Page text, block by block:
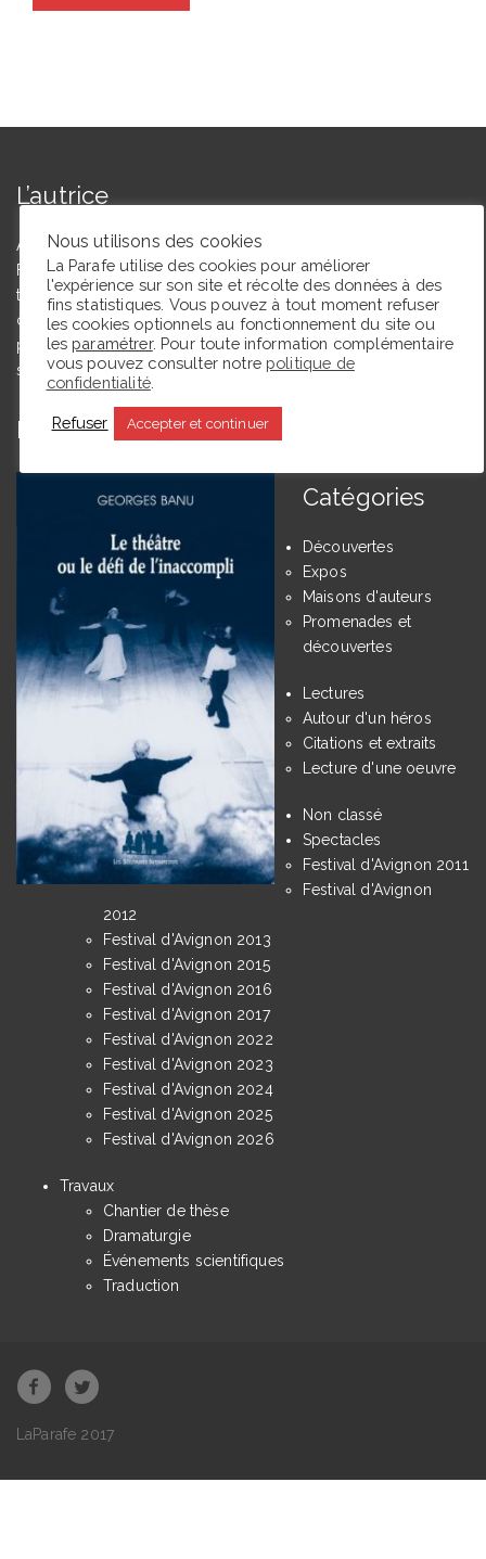
L’autrice
Agrégée de lettres modernes et docteure en études théâtrales,
Floriane Toussaint est maîtresse de conférences en études
théâtrales à l’Université de Caen Normandie et membre du
comité du Syndicat de la critique. Ce blog, créé en 2009, a
pour but de partager des expériences de lectrice et de
spectatrice.
En ce moment La Parafe lit :
Catégories
Découvertes
Expos
Maisons d'auteurs
Promenades et
découvertes
Lectures
Autour d'un héros
Citations et extraits
Lecture d'une oeuvre
Non classé
Spectacles
Festival d'Avignon 2011
Festival d'Avignon
2012
Festival d'Avignon 2013
Festival d'Avignon 2015
Festival d'Avignon 2016
Festival d'Avignon 2017
Festival d'Avignon 2022
Festival d'Avignon 2023
Festival d'Avignon 2024
Festival d'Avignon 2025
Festival d'Avignon 2026
Travaux
Chantier de thèse
Dramaturgie
Événements scientifiques
Traduction
LaParafe 2017
Nous utilisons des cookies
La Parafe utilise des cookies pour améliorer
l'expérience sur son site et récolte des données à des
fins statistiques. Vous pouvez à tout moment refuser
les cookies optionnels au fonctionnement du site ou
les paramétrer. Pour toute information complémentaire
vous pouvez consulter notre politique de
confidentialité.
Refuser Accepter et continuer